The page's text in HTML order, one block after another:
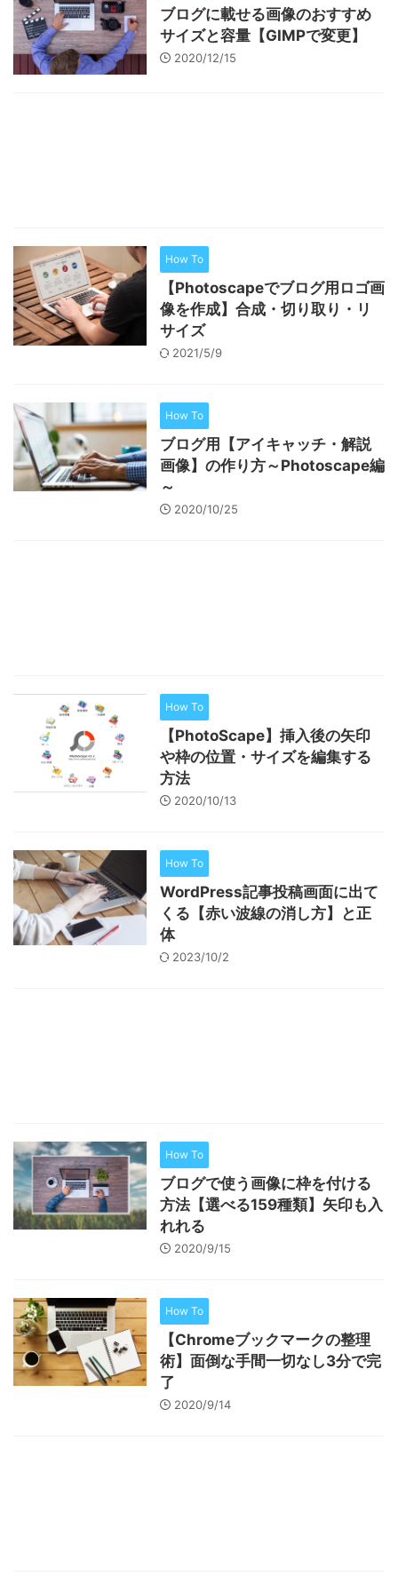
ブログに載せる画像のおすすめ
サイズと容量【GIMPで変更】
2020/12/15
How To
【Photoscapeでブログ用ロゴ画
像を作成】合成・切り取り・リ
サイズ
2021/5/9
How To
ブログ用【アイキャッチ・解説
画像】の作り方～Photoscape編
～
2020/10/25
How To
【PhotoScape】挿入後の矢印
や枠の位置・サイズを編集する
方法
2020/10/13
How To
WordPress記事投稿画面に出て
くる【赤い波線の消し方】と正
体
2023/10/2
How To
ブログで使う画像に枠を付ける
方法【選べる159種類】矢印も入
れれる
2020/9/15
How To
【Chromeブックマークの整理
術】面倒な手間一切なし3分で完
了
2020/9/14